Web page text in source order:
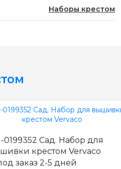
Наборы крестом
0199352 Сад. Набор для
крестом Vervaco
заказ 2-5 дней